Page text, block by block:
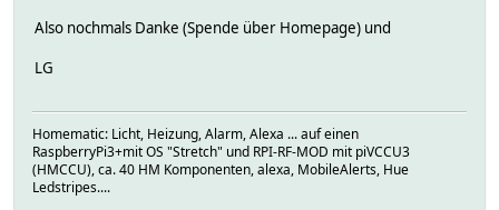
Also nochmals Danke (Spende über Homepage) und
LG
Homematic: Licht, Heizung, Alarm, Alexa ... auf einen
RaspberryPi3+mit OS "Stretch" und RPI-RF-MOD mit piVCCU3
(HMCCU), ca. 40 HM Komponenten, alexa, MobileAlerts, Hue
Ledstripes....